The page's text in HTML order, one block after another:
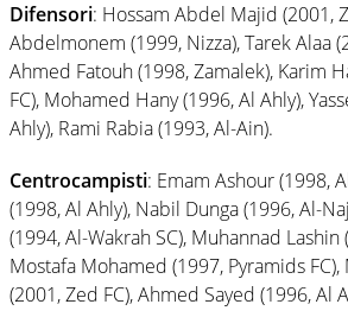
Difensori: Hossam Abdel Majid (2001,
Abdelmonem (1999, Nizza), Tarek Alaa
Ahmed Fatouh (1998, Zamalek), Karim
FC), Mohamed Hany (1996, Al Ahly),
Ahly), Rami Rabia (1993, Al-Ain).
Centrocampisti: Emam Ashour (1998,
(1998, Al Ahly), Nabil Dunga (1996, Al-
(1994, Al-Wakrah SC), Muhannad Lashin
Mostafa Mohamed (1997, Pyramids
(2001, Zed FC), Ahmed Sayed (1996, Al